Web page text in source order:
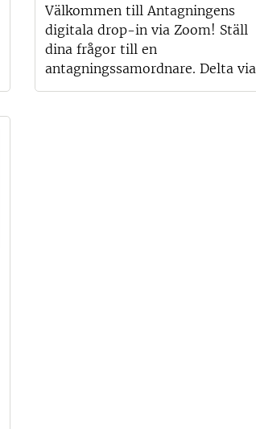
Välkommen till Antagningens
digitala drop-in via Zoom! Ställ
dina frågor till en
antagningssamordnare. Delta via